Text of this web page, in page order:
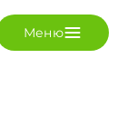
Меню